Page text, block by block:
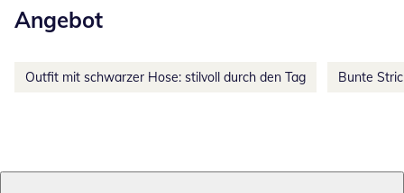
Angebot
Outfit mit schwarzer Hose: stilvoll durch den Tag Bunte